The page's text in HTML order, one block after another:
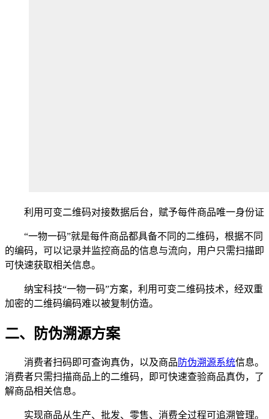
利用可变二维码对接数据后台，赋予每件商品唯一身份证
“一物一码”就是每件商品都具备不同的二维码，根据不同
的编码，可以记录并监控商品的信息与流向，用户只需扫描即
可快速获取相关信息。
纳宝科技“一物一码”方案，利用可变二维码技术，经双重
加密的二维码编码难以被复制仿造。
二、防伪溯源方案
消费者扫码即可查询真伪，以及商品 防伪溯源系统信息。
消费者只需扫描商品上的二维码，即可快速查验商品真伪，了
解商品相关信息。
实现商品从生产、批发、零售、消费全过程可追溯管理。